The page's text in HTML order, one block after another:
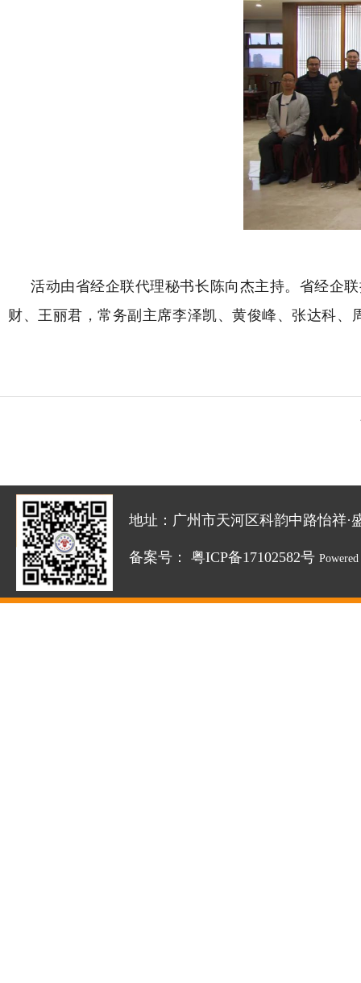
活动由省经企联代理秘书长陈向杰主持。省经企
财、王丽君，常务副主席李泽凯、黄俊峰、张达科
地址：广州市天河区科韵中路怡祥·
备案号： 粤ICP备17102582号